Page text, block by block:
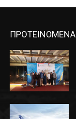
ΠΡΟΤΕΙΝΟΜΕΝΑ